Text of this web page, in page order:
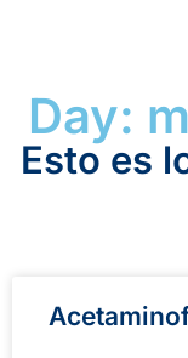
Day:
Esto es